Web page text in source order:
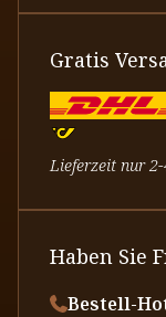
Gratis
Lieferzeit nur
Haben Sie
Bestell-